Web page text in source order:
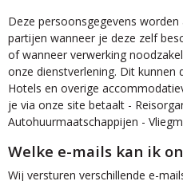
Deze persoonsgegevens
partijen wanneer je deze zelf
of wanneer verwerking
onze dienstverlening. Dit kunnen
Hotels en overige
je via onze site betaalt -
Autohuurmaatschappijen -
Welke e-mails kan ik
Wij versturen verschillende e-